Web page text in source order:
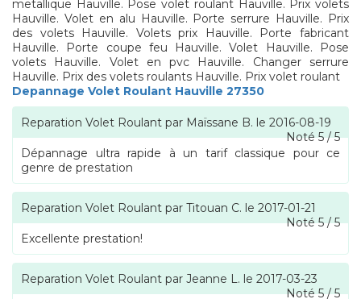
metallique Hauville. Pose volet roulant Hauville. Prix volets
Hauville. Volet en alu Hauville. Porte serrure Hauville. Prix
des volets Hauville. Volets prix Hauville. Porte fabricant
Hauville. Porte coupe feu Hauville. Volet Hauville. Pose
volets Hauville. Volet en pvc Hauville. Changer serrure
Hauville. Prix des volets roulants Hauville. Prix volet roulant
Depannage Volet Roulant Hauville 27350
Reparation Volet Roulant par Maïssane B. le 2016-08-19
Noté5/5
Dépannage ultra rapide à un tarif classique pour ce
genre de prestation
Reparation Volet Roulant par Titouan C. le 2017-01-21
Noté5/5
Excellente prestation!
Reparation Volet Roulant par Jeanne L. le 2017-03-23
Noté5/5